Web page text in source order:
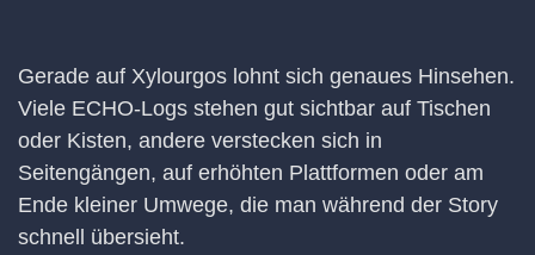
Gerade auf Xylourgos lohnt sich genaues Hinsehen.
Viele ECHO-Logs stehen gut sichtbar auf Tischen
oder Kisten, andere verstecken sich in
Seitengängen, auf erhöhten Plattformen oder am
Ende kleiner Umwege, die man während der Story
schnell übersieht.